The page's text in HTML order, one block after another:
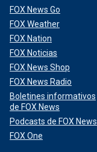
FOX News Go
FOX Weather
FOX Nation
FOX Noticias
FOX News Shop
FOX News Radio
Boletines informativos
de FOX News
Podcasts de FOX News
FOX One